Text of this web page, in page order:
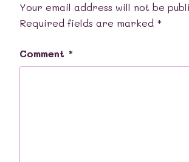
Your email address will not be
Required fields are marked *
Comment *